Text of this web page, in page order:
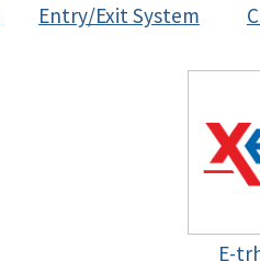
Entry/Exit System
E-